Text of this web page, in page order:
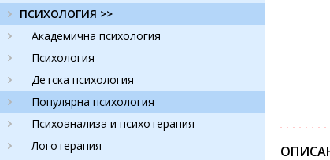
ПСИХОЛОГИЯ >>
Академична психология
Психология
Детска психология
Популярна психология
Психоанализа и психотерапия
Логотерапия